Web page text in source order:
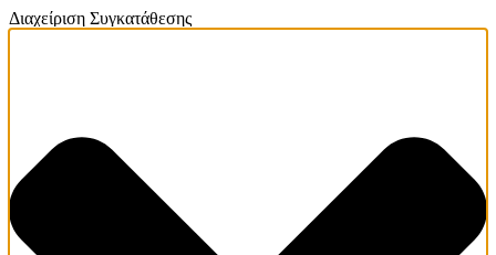
Διαχείριση Συγκατάθεσης